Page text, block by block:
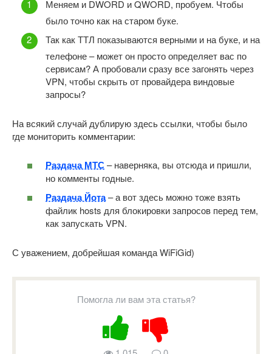
Меняем и DWORD и QWORD, пробуем. Чтобы
было точно как на старом буке.
Так как ТТЛ показываются верными и на буке, и на
телефоне – может он просто определяет вас по
сервисам? А пробовали сразу все загонять через
VPN, чтобы скрыть от провайдера виндовые
запросы?
На всякий случай дублирую здесь ссылки, чтобы было
где мониторить комментарии:
Раздача МТС– наверняка, вы отсюда и пришли,
но комменты годные.
Раздача Йота– а вот здесь можно тоже взять
файлик hosts для блокировки запросов перед тем,
как запускать VPN.
С уважением, добрейшая команда WiFiGid)
Помогла ли вам эта статья?